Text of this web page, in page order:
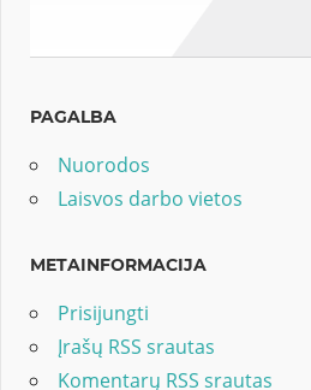
PAGALBA
Nuorodos
Laisvos darbo vietos
METAINFORMACIJA
Prisijungti
Įrašų RSS srautas
Komentarų RSS srautas